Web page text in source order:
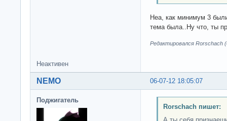
Неа, как минимум 3
тема была..Ну что, ты
Редактировался Rorschach
Неактивен
06-07-12 18:05:07
NEMO
Поджигатель
Rorschach пишет: